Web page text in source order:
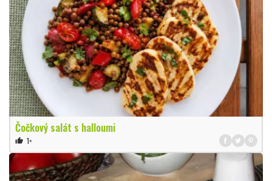
Čočkový salát s halloumi
thumb_up 1×